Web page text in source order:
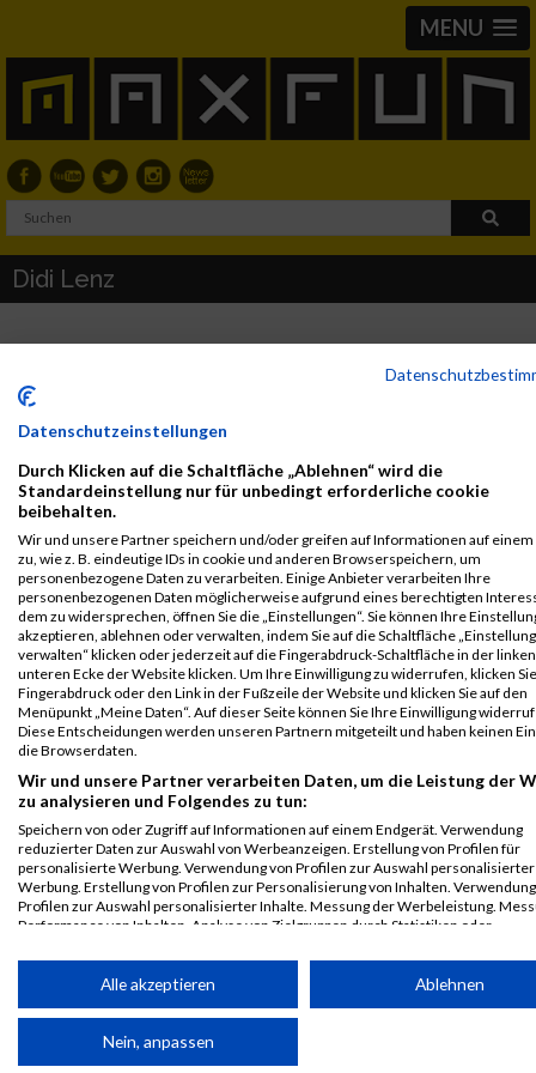
MENU
Didi Lenz
VeranstaltungStnr
Name
Borealis Linz
Donau
Marathon
OBERBANK
Halbmarathon
20373 DIDI LENZ 1958 AUT
Legende:
GPos = Geschlechter Position, KPos = Kategorie Position, TPos =
Team Position, DNS = Did not start, DNF = Did not finish, DQ =
Disqualifiziert
Datenschutzeinstellungen
Durch Klicken auf die Schaltfläche „Ablehnen“ wird die
Standardeinstellung nur für unbedingt erforderliche cookie
beibehalten.
Wir und unsere Partner speichern und/oder greifen auf Informationen auf einem
zu, wie z. B. eindeutige IDs in cookie und anderen Browserspeichern, um
personenbezogene Daten zu verarbeiten. Einige Anbieter verarbeiten Ihre
personenbezogenen Daten möglicherweise aufgrund eines berechtigten
dem zu widersprechen, öffnen Sie die „Einstellungen“. Sie können Ihre
akzeptieren, ablehnen oder verwalten, indem Sie auf die Schaltfläche
verwalten“ klicken oder jederzeit auf die Fingerabdruck-Schaltfläche in der linken
unteren Ecke der Website klicken. Um Ihre Einwilligung zu widerrufen, klicken
Fingerabdruck oder den Link in der Fußzeile der Website und klicken Sie auf den
Menüpunkt „Meine Daten“. Auf dieser Seite können Sie Ihre Einwilligung
Diese Entscheidungen werden unseren Partnern mitgeteilt und haben keinen
die Browserdaten.
Wir und unsere Partner verarbeiten Daten, um die Leistung der
zu analysieren und Folgendes zu tun:
Speichern von oder Zugriff auf Informationen auf einem Endgerät. Verwendung
reduzierter Daten zur Auswahl von Werbeanzeigen. Erstellung von Profilen für
personalisierte Werbung. Verwendung von Profilen zur Auswahl personalisierter
Werbung. Erstellung von Profilen zur Personalisierung von Inhalten.
Profilen zur Auswahl personalisierter Inhalte. Messung der Werbeleistung.
Performance von Inhalten. Analyse von Zielgruppen durch Statistiken oder
der Angebote. Verwendung reduzierter Daten zur Auswahl von Inhalten.
Daten können außerhalb der Europäischen Union weitergegeben und in die USA
Alle akzeptieren Ablehnen
Nein, anpassen